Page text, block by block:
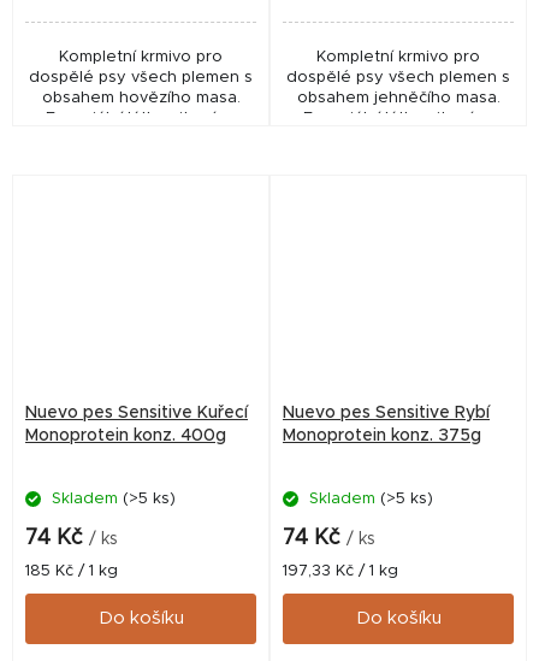
Kompletní krmivo pro
dospělé psy všech plemen s
obsahem hovězího masa.
Kompletní krmivo pro
dospělé psy všech plemen s
obsahem jehněčího masa.
Nuevo pes Sensitive Kuřecí
Monoprotein konz. 400g
Skladem (>5 ks)
74 Kč / ks
Měrná
cena:
185 Kč / 1 kg
Do košíku
Nuevo pes Sensitive Rybí
Monoprotein konz. 375g
Skladem (>5 ks)
74 Kč / ks
Měrná
cena:
197,33 Kč / 1 kg
Do košíku